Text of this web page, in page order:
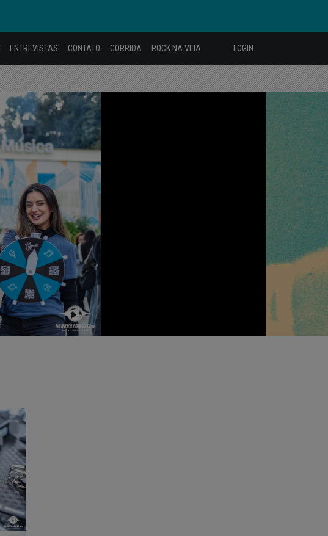
ENTREVISTAS CONTATO CORRIDA ROCK NA VEIA LOGIN